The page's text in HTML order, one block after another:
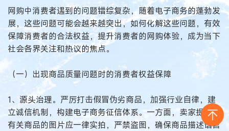
网购中消费者遇到的问题错综复杂，随着电子商务的蓬勃发
展，这些问题可能会越来越突出，如何化解这些问题，有效
保障消费者的合法权益，提升消费者的网购体验，成为当下
社会各界关注和热议的焦点。
（一）出现商品质量问题时的消费者权益保障
1、源头治理。严厉打击假冒伪劣商品，加强行业自律，建
立诚信机制，构建电子商务征信体系。一方面，卖家提供的
有关商品的图片应一律实拍，严禁盗图，确保商品描述语言